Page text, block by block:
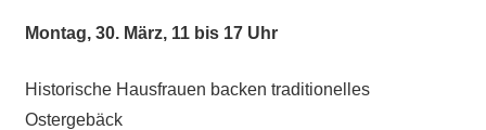
Montag, 30. März, 11 bis 17 Uhr
Historische Hausfrauen backen traditionelles
Ostergebäck